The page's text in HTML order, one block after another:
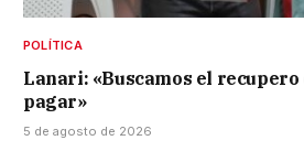
POLÍTICA
Lanari: «Buscamos el recupero
pagar»
5 de agosto de 2026